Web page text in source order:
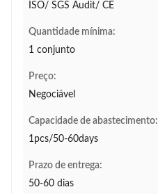
ISO/ SGS Audit/ CE
Quantidade mínima:
1 conjunto
Preço:
Negociável
Capacidade de abastecimento:
1pcs/50-60days
Prazo de entrega:
50-60 dias